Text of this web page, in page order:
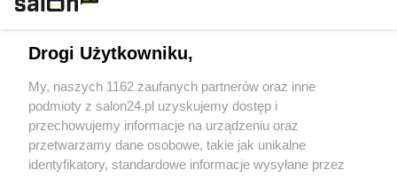
Sport
Społeczeństwo
Kultura
Drogi Użytkowniku,
My, naszych 1162 zaufanych partnerów oraz inne
podmioty z salon24.pl uzyskujemy dostęp i
przechowujemy informacje na urządzeniu oraz
przetwarzamy dane osobowe, takie jak unikalne
identyfikatory, standardowe informacje wysyłane przez